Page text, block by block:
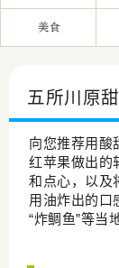
五所川原
向您推荐用酸
红苹果做出的
和点心，以及
用油炸出的口
“炸鲷鱼”等当